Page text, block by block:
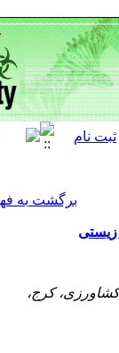
برگشت به
زیستی
کرج،